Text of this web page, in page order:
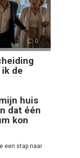
0
de
huis
dat één
kon
een stap naar